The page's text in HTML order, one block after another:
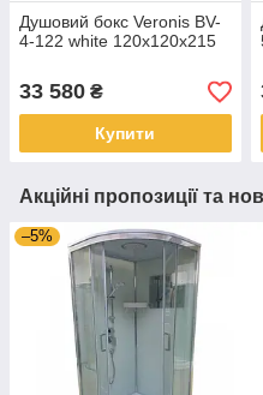
Душовий бокс Veronis BV-
4-122 white 120х120х215
33 580 ₴
Купити
Акційні пропозиції та
–5%